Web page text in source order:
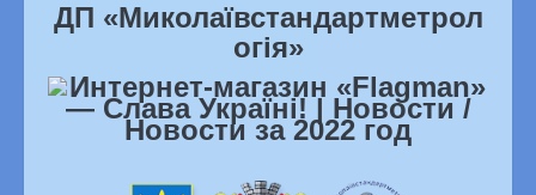
ДП «Миколаївстандартметрол
огiя»